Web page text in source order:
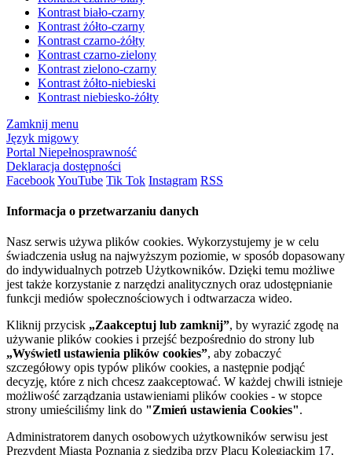
Kontrast biało-czarny
Kontrast żółto-czarny
Kontrast czarno-żółty
Kontrast czarno-zielony
Kontrast zielono-czarny
Kontrast żółto-niebieski
Kontrast niebiesko-żółty
Zamknij menu
Język migowy
Portal Niepełnosprawność
Deklaracja dostępności
FacebookYouTube Tik Tok Instagram RSS
Informacja o przetwarzaniu danych
Nasz serwis używa plików cookies. Wykorzystujemy je w celu
świadczenia usług na najwyższym poziomie, w sposób dopasowany
do indywidualnych potrzeb Użytkowników. Dzięki temu możliwe
jest także korzystanie z narzędzi analitycznych oraz udostępnianie
funkcji mediów społecznościowych i odtwarzacza wideo.
Kliknij przycisk „Zaakceptuj lub zamknij”, by wyrazić zgodę na
używanie plików cookies i przejść bezpośrednio do strony lub
„Wyświetl ustawienia plików cookies”, aby zobaczyć
szczegółowy opis typów plików cookies, a następnie podjąć
decyzję, które z nich chcesz zaakceptować. W każdej chwili istnieje
możliwość zarządzania ustawieniami plików cookies - w stopce
strony umieściliśmy link do "Zmień ustawienia Cookies".
Administratorem danych osobowych użytkowników serwisu jest
Prezydent Miasta Poznania z siedzibą przy Placu Kolegiackim 17,